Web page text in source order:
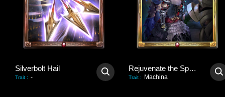
Silverbolt Hail
Trait : -
Rejuvenate the Spark
Trait : Machina